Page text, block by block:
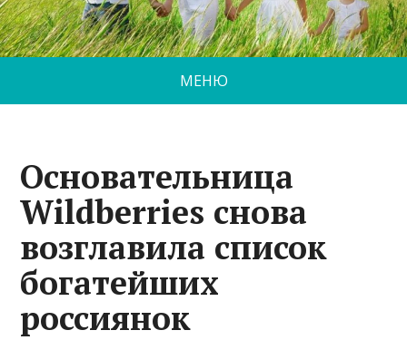
МЕНЮ
Основательница
Wildberries снова
возглавила список
богатейших
россиянок